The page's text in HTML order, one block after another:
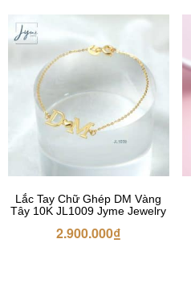
Lắc Tay Chữ Ghép DM Vàng
Tây 10K JL1009 Jyme Jewelry
2.900.000₫